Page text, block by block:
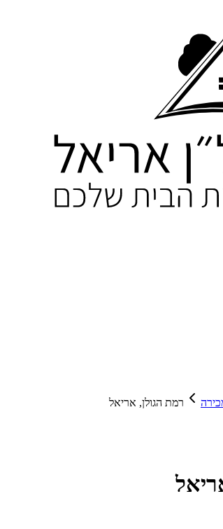
רמת הגולן, אריאל